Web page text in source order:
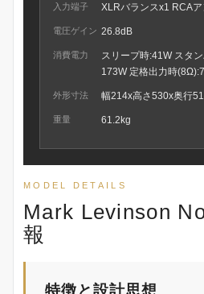
入力端子 XLRバランスx1 RCA
電圧ゲイン 26.8dB
消費電力
スリープ時:41W スタ
173W 定格出力時
外形寸法 幅214x高さ530x奥行
重量 61.2kg
MODEL DETAILS
Mark Levinson
報
特徴と設計思想